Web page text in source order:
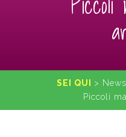
SEI QUI > News
Piccoli